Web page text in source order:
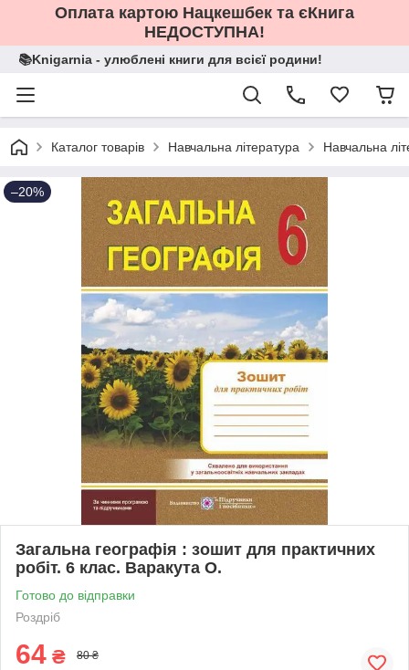
Оплата картою Нацкешбек та єКнига
НЕДОСТУПНА!
📚Knigarnia - улюблені книги для всієї родини!
Каталог товарів Навчальна література Навчальна
–20%
Загальна географія : зошит для практичних
робіт. 6 клас. Варакута О.
Готово до відправки
Роздріб
64 ₴ 80 ₴